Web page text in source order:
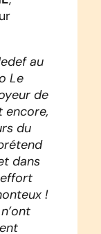
au
Le
de
encore,
du
dans
!